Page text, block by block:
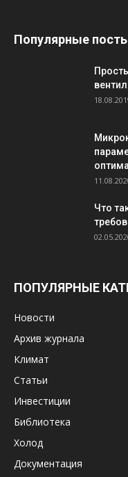
Популярные
Что
ПОПУЛЯРНЫЕ
Новости
Архив журнала
Климат
Статьи
Инвестиции
Библиотека
Холод
Документация